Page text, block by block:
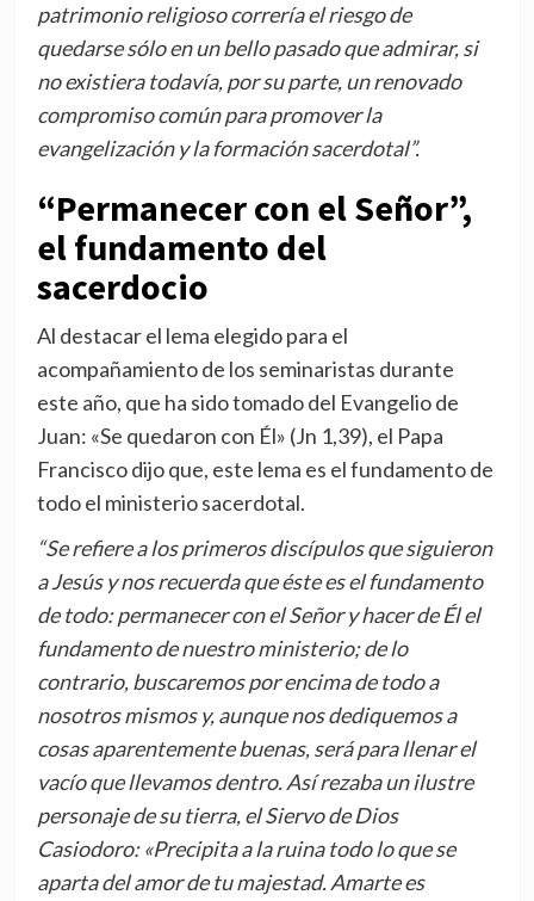
patrimonio religioso correría el riesgo de
quedarse sólo en un bello pasado que admirar, si
no existiera todavía, por su parte, un renovado
compromiso común para promover la
evangelización y la formación sacerdotal”.
“Permanecer con el Señor”,
el fundamento del
sacerdocio
Al destacar el lema elegido para el
acompañamiento de los seminaristas durante
este año, que ha sido tomado del Evangelio de
Juan: «Se quedaron con Él» (Jn 1,39), el Papa
Francisco dijo que, este lema es el fundamento de
todo el ministerio sacerdotal.
“Se refiere a los primeros discípulos que siguieron
a Jesús y nos recuerda que éste es el fundamento
de todo: permanecer con el Señor y hacer de Él el
fundamento de nuestro ministerio; de lo
contrario, buscaremos por encima de todo a
nosotros mismos y, aunque nos dediquemos a
cosas aparentemente buenas, será para llenar el
vacío que llevamos dentro. Así rezaba un ilustre
personaje de su tierra, el Siervo de Dios
Casiodoro: «Precipita a la ruina todo lo que se
aparta del amor de tu majestad. Amarte es